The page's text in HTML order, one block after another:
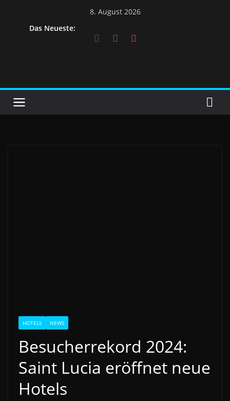
8. August 2026
Das Neueste:
HOTELS NEWS
Besucherrekord 2024:
Saint Lucia eröffnet neue
Hotels